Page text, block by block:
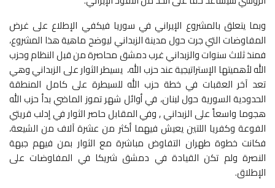
وبما يتعلق بالمشروع الإيراني في سوريا فيكفي الإطلاع على غرض
المفاوضات التي جرت حول مدينة الزبداني ليوضح ماهية هذا المشروع،
فمنذ ثلاث سنوات والزبداني غرب دمشق محاصرة من قبل النظام وحزب
الله لأهميتها الإستراتيجية عند حزب الله، يسيطر الثوار على الزبداني وهي
تعد آخر العقبات في خطة حزب الله للسيطرة على كامل المنطقة
الحدودية السورية حول لبنان، في أوائل شهر تموز الماضي بدأ حزب الله
هجوما واسعاً على الزبداني , وفي المقابل حاصر الثوار في إدلب قريتي
الفوعة وكفريا اللتين يعيش فيهما أكثر من عشرة آلاف من الشيعة،
فكانت خطوة طهران التفاوض مباشرة مع الثوار بمن فيهم جبهة
النصرة ولم تكن القيادة في دمشق شريكا في المفاوضات على
الإطلاق.